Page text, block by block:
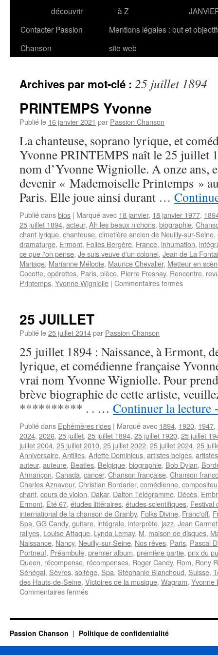
découvrir
à Z
Contacter Passion
Chanson
Mentions légales : but et
site web
Archives par mot-clé : 25 juillet 1894
PRINTEMPS Yvonne
Publié le 16 janvier 2021 par Passion Chanson
La chanteuse, soprano lyrique, et
Yvonne PRINTEMPS naît le 25 juillet
nom d’Yvonne Wigniolle. A onze ans,
devenir « Mademoiselle Printemps »
Paris. Elle joue ainsi durant …
Publié dansbios | Marqué avec 18 janvier, 18 janvier 1977,
25 juillet 1894, acteur, Ah les beaux nichons, biographie,
chant lyrique, chanteuse, cimetière ancien de Neuilly-sur-Seine,
dramaturge, Ermont, Folies Bergère, France, inhumation,
ce que l'on pense, Je suis veuve d'un colonel, Jean de La
Mariage, Marianne Mélodie, Maurice Chevalier, Metteur en
Cocotte, opérettes, Paris, pièce, Pierre Fresnay, Rencontre,
Printemps, Yvonne Wigniolle | Commentaires ferméssur
25 JUILLET
Publié le25 juillet 2014par Passion Chanson
25 juillet 1894 : Naissance, à Ermont,
lyrique, et comédienne française
vrai nom Yvonne Wigniolle. Pour
brève biographie de cette artiste,
********** . . … Continuer la lecture
Publié dans Ephémères rides | Marqué avec 1894, 1920, 1947,
2024, 2026, 25 juillet, 25 juillet 1894, 25 juillet 1920, 25 juillet
juillet 2004, 25 juillet 2010, 25 juillet 2022, 25 juillet 2024, 25
Anniversaire, Antilles, Arlette Dominicus, artistes belges,
auteur, auteure, Beatles, Belgique, biographie, Bob Dylan,
Armançon, Canada, cancer, Chanson française, Chanson
Charles Aznavour, Christian Bordarier, comédienne,
chant, cours de violon, Dakar, Dalton Télégramme, Décès,
Ermont, Eté 67, études littéraires, études scientifiques, Festival
international de la chanson de Granby, Folks Divine, Franc'off,
Spa, GG Candy, guitare, intégrale, interprète, jazz, Jean Carmet
rallyes, Louise Attaque, Lynda Lemay, M, maison de disques,
Naissance, Nancy, Neuilly-sur-Seine, Nos rêves, Paris, Pascal
Portneuf, Préambule, premier album, première partie, prix du
Queen, récompense, récompenses, Roger Candy, Rom, Rony
Sénégal, Sèvres, solfège, Spa, Stéphanie Blanchoud, Suisse,
des Hauts-de-Seine, Victoires de la musique, Wagram, Yvonne
Commentaires ferméssur
Passion Chanson Politique de confidentialité